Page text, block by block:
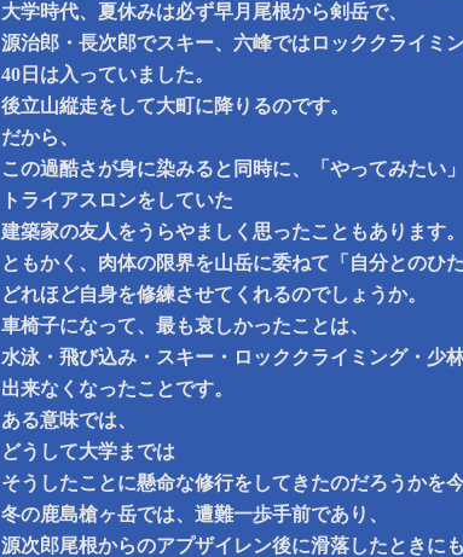
大学時代、夏休みは必ず早月尾根から剣岳で、
源治郎・長次郎でスキー、六峰ではロッククライミ
40日は入っていました。
後立山縦走をして大町に降りるのです。
だから、
この過酷さが身に染みると同時に、「やってみたい
トライアスロンをしていた
建築家の友人をうらやましく思ったこともあります。
ともかく、肉体の限界を山岳に委ねて「自分とのひ
どれほど自身を修練させてくれるのでしょうか。
車椅子になって、最も哀しかったことは、
水泳・飛び込み・スキー・ロッククライミング・少
出来なくなったことです。
ある意味では、
どうして大学までは
そうしたことに懸命な修行をしてきたのだろうかを
冬の鹿島槍ヶ岳では、遭難一歩手前であり、
源次郎尾根からのアプザイレン後に滑落したときにも